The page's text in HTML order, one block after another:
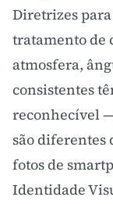
Diretrizes
tratamento de
atmosfera,
consistentes
reconhecível —
são diferentes
fotos de
Identidade